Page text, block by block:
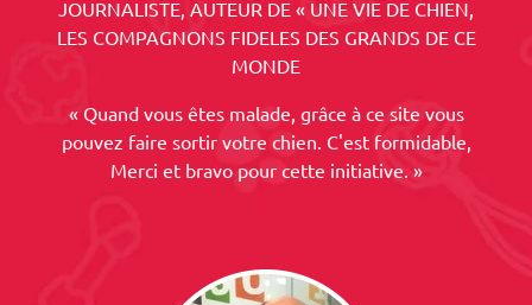
JOURNALISTE, AUTEUR DE « UNE VIE DE CHIEN,
LES COMPAGNONS FIDELES DES GRANDS DE CE
MONDE
« Quand vous êtes malade, grâce à ce site vous
pouvez faire sortir votre chien. C'est formidable,
Merci et bravo pour cette initiative. »